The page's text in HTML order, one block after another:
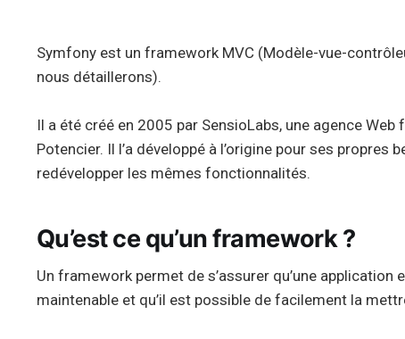
Symfony est un framework MVC (Modèle-vue-
nous détaillerons).
Il a été créé en 2005 par SensioLabs, une agence
Potencier. Il l’a développé à l’origine pour ses propres
redévelopper les mêmes fonctionnalités.
Qu’est ce qu’un framework ?
Un framework permet de s’assurer qu’une application
maintenable et qu’il est possible de facilement la